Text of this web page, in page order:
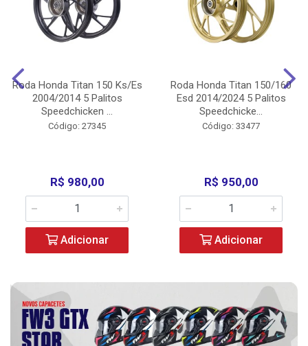
Roda Honda Titan 150 Ks/Es
2004/2014 5 Palitos
Speedchicken ...
Código: 27345
R$ 980,00
Adicionar
Roda Honda Titan 150/160
Esd 2014/2024 5 Palitos
Speedchicke...
Código: 33477
R$ 950,00
Adicionar